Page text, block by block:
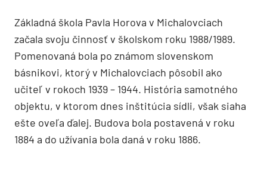
Základná škola Pavla Horova v Michalovciach
začala svoju činnosť v školskom roku 1988/1989.
Pomenovaná bola po známom slovenskom
básnikovi, ktorý v Michalovciach pôsobil ako
učiteľ v rokoch 1939 – 1944. História samotného
objektu, v ktorom dnes inštitúcia sídli, však siaha
ešte oveľa ďalej. Budova bola postavená v roku
1884 a do užívania bola daná v roku 1886.